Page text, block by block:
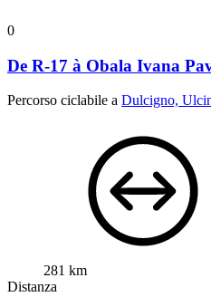
0
De R-17 à Obala Ivana
Percorso ciclabile a Dulcigno,
281 km
Distanza